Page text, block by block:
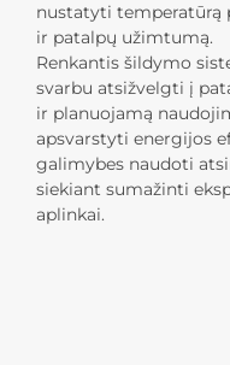
nustatyti temperatūrą
ir patalpų užimtumą.
Renkantis šildymo
svarbu atsižvelgti į
ir planuojamą
apsvarstyti energijos
galimybes naudoti
siekiant sumažinti
aplinkai.